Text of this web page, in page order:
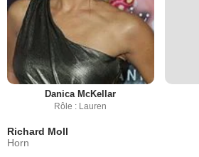
Danica McKellar
Rôle : Lauren
Richard Moll
Horn